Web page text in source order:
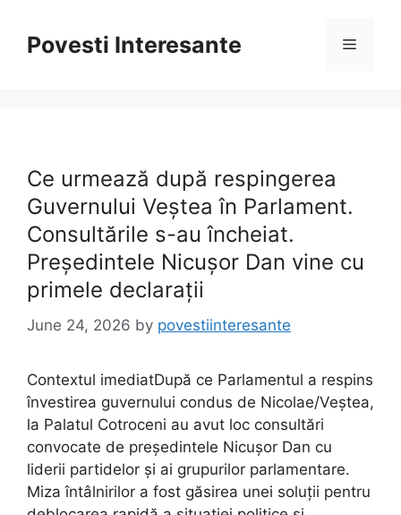
contentPovesti Interesante Menu
Ce urmează după respingerea
Guvernului Veștea în Parlament.
Consultările s-au încheiat.
Președintele Nicușor Dan vine cu
primele declarații
June 24, 2026 by povestiinteresante
Contextul imediatDupă ce Parlamentul a respins
învestirea guvernului condus de Nicolae/Veștea,
la Palatul Cotroceni au avut loc consultări
convocate de președintele Nicușor Dan cu
liderii partidelor și ai grupurilor parlamentare.
Miza întâlnirilor a fost găsirea unei soluții pentru